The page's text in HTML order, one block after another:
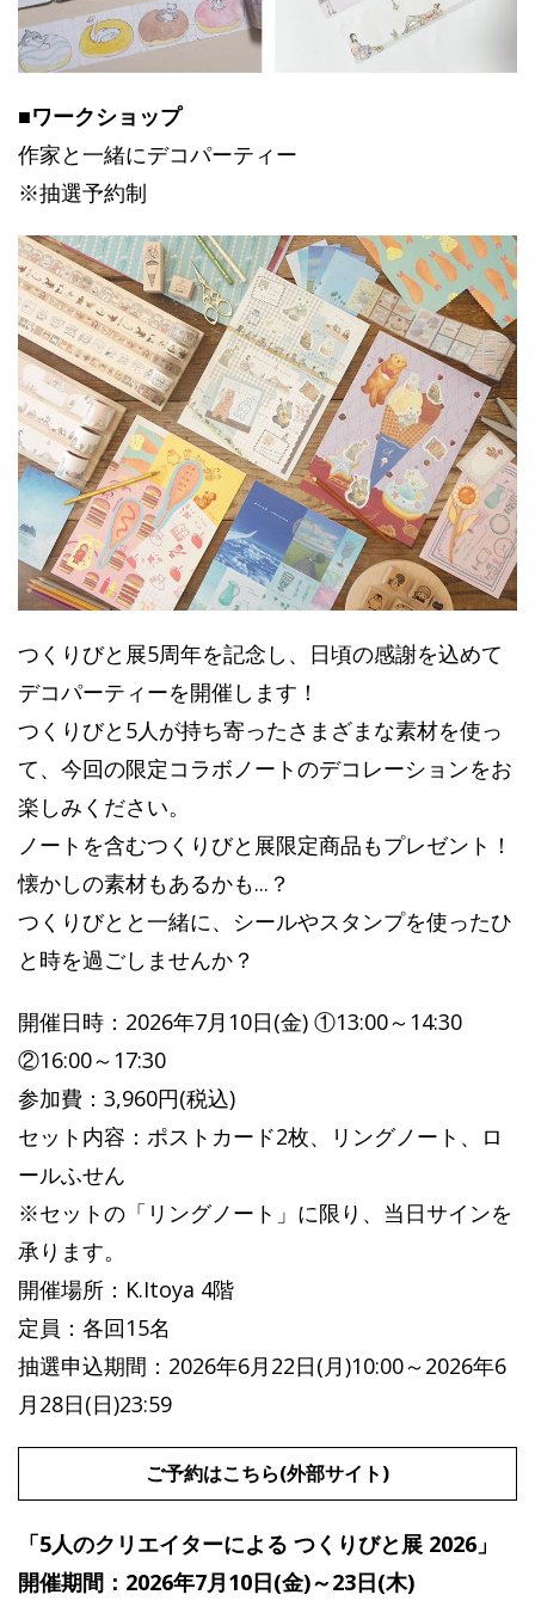
■ワークショップ
作家と一緒にデコパーティー
※抽選予約制
つくりびと展5周年を記念し、日頃の感謝を込めて
デコパーティーを開催します！
つくりびと5人が持ち寄ったさまざまな素材を使っ
て、今回の限定コラボノートのデコレーションをお
楽しみください。
ノートを含むつくりびと展限定商品もプレゼント！
懐かしの素材もあるかも...？
つくりびとと一緒に、シールやスタンプを使ったひ
と時を過ごしませんか？
開催日時：2026年7月10日(金) ①13:00～14:30
②16:00～17:30
参加費：3,960円(税込)
セット内容：ポストカード2枚、リングノート、ロ
ールふせん
※セットの「リングノート」に限り、当日サインを
承ります。
開催場所：K.Itoya 4階
定員：各回15名
抽選申込期間：2026年6月22日(月)10:00～2026年6
月28日(日)23:59
ご予約はこちら(外部サイト)
「5人のクリエイターによる つくりびと展 2026」
開催期間：2026年7月10日(金)～23日(木)